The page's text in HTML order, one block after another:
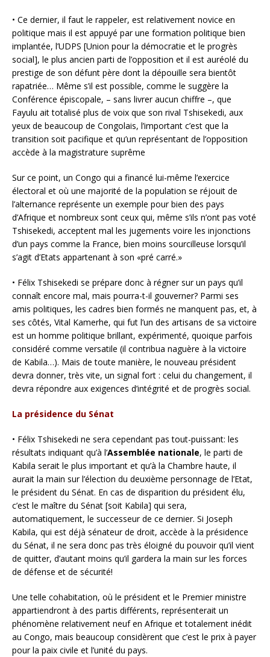
• Ce dernier, il faut le rappeler, est relativement novice en
politique mais il est appuyé par une formation politique bien
implantée, l’UDPS [Union pour la démocratie et le progrès
social], le plus ancien parti de l’opposition et il est auréolé du
prestige de son défunt père dont la dépouille sera bientôt
rapatriée… Même s’il est possible, comme le suggère la
Conférence épiscopale, – sans livrer aucun chiffre –, que
Fayulu ait totalisé plus de voix que son rival Tshisekedi, aux
yeux de beaucoup de Congolais, l’important c’est que la
transition soit pacifique et qu’un représentant de l’opposition
accède à la magistrature suprême
Sur ce point, un Congo qui a financé lui-même l’exercice
électoral et où une majorité de la population se réjouit de
l’alternance représente un exemple pour bien des pays
d’Afrique et nombreux sont ceux qui, même s’ils n’ont pas voté
Tshisekedi, acceptent mal les jugements voire les injonctions
d’un pays comme la France, bien moins sourcilleuse lorsqu’il
s’agit d’Etats appartenant à son «pré carré.»
• Félix Tshisekedi se prépare donc à régner sur un pays qu’il
connaît encore mal, mais pourra-t-il gouverner? Parmi ses
amis politiques, les cadres bien formés ne manquent pas, et, à
ses côtés, Vital Kamerhe, qui fut l’un des artisans de sa victoire
est un homme politique brillant, expérimenté, quoique parfois
considéré comme versatile (il contribua naguère à la victoire
de Kabila…). Mais de toute manière, le nouveau président
devra donner, très vite, un signal fort : celui du changement, il
devra répondre aux exigences d’intégrité et de progrès social.
La présidence du Sénat
• Félix Tshisekedi ne sera cependant pas tout-puissant: les
résultats indiquant qu’à l’Assemblée nationale, le parti de
Kabila serait le plus important et qu’à la Chambre haute, il
aurait la main sur l’élection du deuxième personnage de l’Etat,
le président du Sénat. En cas de disparition du président élu,
c’est le maître du Sénat [soit Kabila] qui sera,
automatiquement, le successeur de ce dernier. Si Joseph
Kabila, qui est déjà sénateur de droit, accède à la présidence
du Sénat, il ne sera donc pas très éloigné du pouvoir qu’il vient
de quitter, d’autant moins qu’il gardera la main sur les forces
de défense et de sécurité!
Une telle cohabitation, où le président et le Premier ministre
appartiendront à des partis différents, représenterait un
phénomène relativement neuf en Afrique et totalement inédit
au Congo, mais beaucoup considèrent que c’est le prix à payer
pour la paix civile et l’unité du pays.